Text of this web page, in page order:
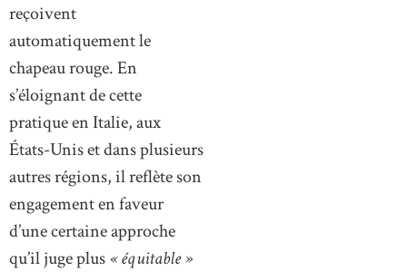
reçoivent
automatiquement le
chapeau rouge. En
s’éloignant de cette
pratique en Italie, aux
États-Unis et dans plusieurs
autres régions, il reflète son
engagement en faveur
d’une certaine approche
qu’il juge plus« équitable »